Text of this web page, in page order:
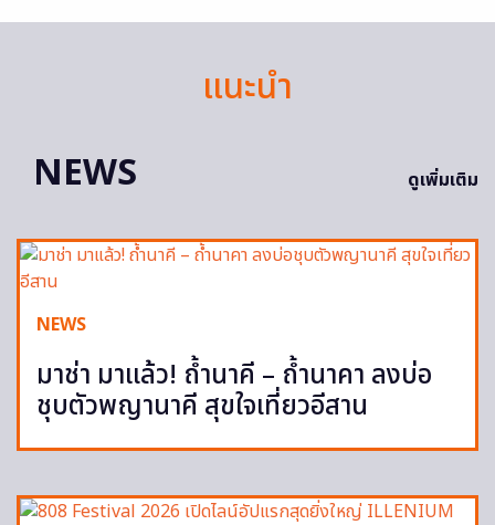
แนะนำ
NEWS
ดูเพิ่มเติม
NEWS
มาช่า มาแล้ว! ถ้ำนาคี – ถ้ำนาคา ลงบ่อ
ชุบตัวพญานาคี สุขใจเที่ยวอีสาน